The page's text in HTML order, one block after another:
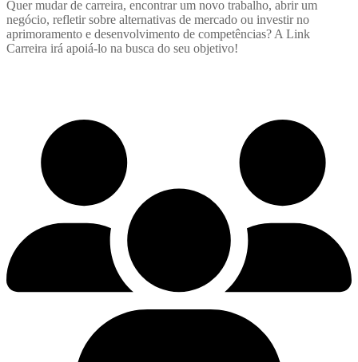
Quer mudar de carreira, encontrar um novo trabalho, abrir um
negócio, refletir sobre alternativas de mercado ou investir no
aprimoramento e desenvolvimento de competências? A Link
Carreira irá apoiá-lo na busca do seu objetivo!